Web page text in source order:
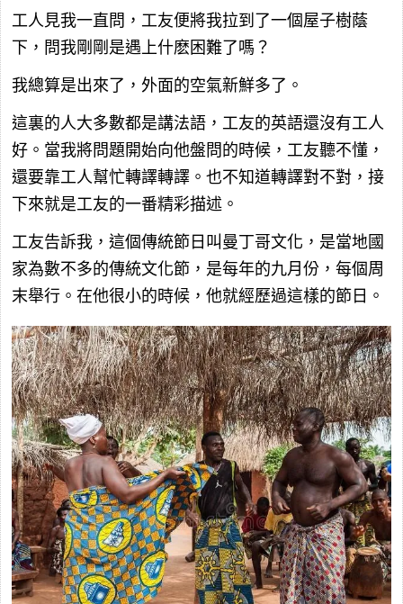
工人見我一直問，工友便將我拉到了一個屋子樹蔭
下，問我剛剛是遇上什麽困難了嗎？
我總算是出來了，外面的空氣新鮮多了。
這裏的人大多數都是講法語，工友的英語還沒有工人
好。當我將問題開始向他盤問的時候，工友聽不懂，
還要靠工人幫忙轉譯轉譯。也不知道轉譯對不對，接
下來就是工友的一番精彩描述。
工友告訴我，這個傳統節日叫曼丁哥文化，是當地國
家為數不多的傳統文化節，是每年的九月份，每個周
末舉行。在他很小的時候，他就經歷過這樣的節日。